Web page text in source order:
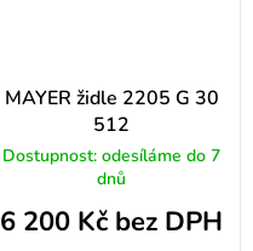
MAYER židle 2205 G 30
512
Dostupnost: odesíláme do 7
dnů
6 200 Kč bez DPH